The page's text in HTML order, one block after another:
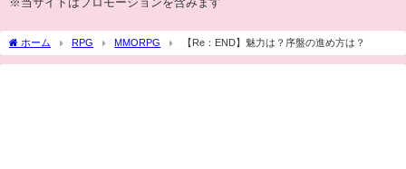
ホーム RPG MMORPG 【Re：END】魅力は？序盤の進め方は？